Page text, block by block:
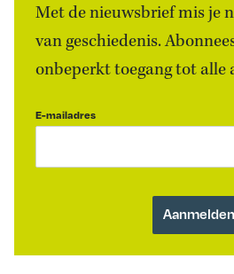
Met de nieuwsbrief mis je
van geschiedenis.
onbeperkt toegang tot alle
E-mailadres